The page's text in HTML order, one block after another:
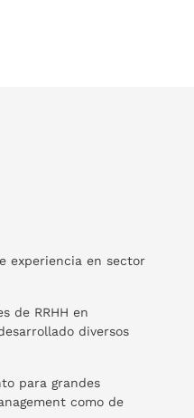
experiencia en sector
de RRHH en
diversos
para grandes
como de